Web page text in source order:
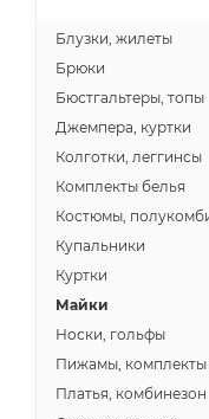
Блузки, жилеты
Брюки
Бюстгальтеры, топы
Джемпера, куртки
Колготки, леггинсы
Комплекты белья
Костюмы,
Купальники
Куртки
Майки
Носки, гольфы
Пижамы,
Платья, комбинезон